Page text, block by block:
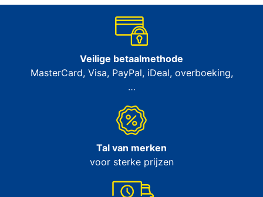
Veilige betaalmethode
MasterCard, Visa, PayPal, iDeal, overboeking,
…
Tal van merken
voor sterke prijzen